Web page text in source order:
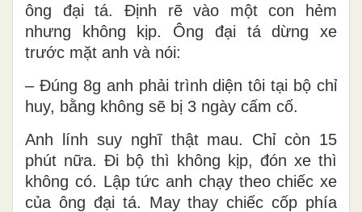
ông đại tá. Định rẽ vào một con hẻm
nhưng không kịp. Ông đại tá dừng xe
trước mặt anh và nói:
– Đúng 8g anh phải trình diện tôi tại bộ chỉ
huy, bằng không sẽ bị 3 ngày cấm cố.
Anh lính suy nghĩ thật mau. Chỉ còn 15
phút nữa. Đi bộ thì không kịp, đón xe thì
không có. Lập tức anh chạy theo chiếc xe
của ông đại tá. May thay chiếc cốp phía